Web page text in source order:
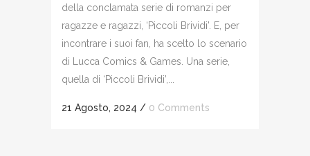
della conclamata serie di romanzi per
ragazze e ragazzi, ‘Piccoli Brividi’. E, per
incontrare i suoi fan, ha scelto lo scenario
di Lucca Comics & Games. Una serie,
quella di ‘Piccoli Brividi’,...
21 Agosto, 2024 / 0 Comments